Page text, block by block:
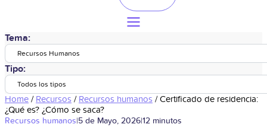
Tema:
Recursos Humanos
Tipo:
Todos los tipos
Home / Recursos / Recursos humanos /Certificado de residencia:
¿Qué es? ¿Cómo se saca?
Recursos humanos|5 de Mayo, 2026|12 minutos